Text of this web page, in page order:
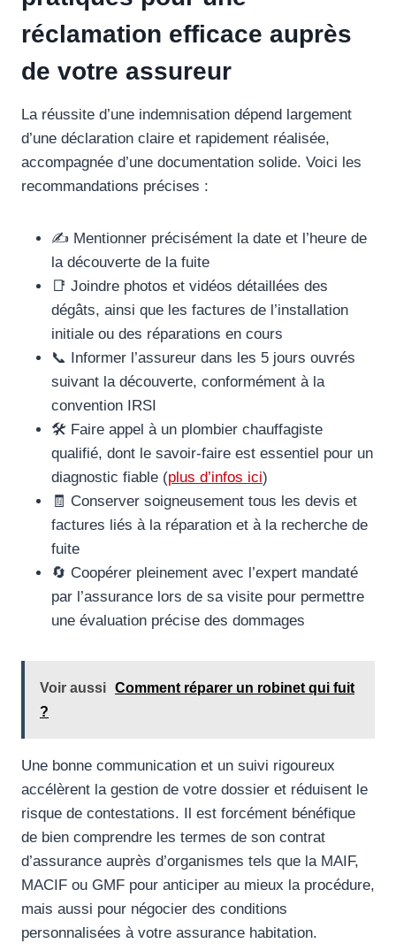
réclamation efficace auprès
de votre assureur
La réussite d’une indemnisation dépend largement
d’une déclaration claire et rapidement réalisée,
accompagnée d’une documentation solide. Voici les
recommandations précises :
✍️ Mentionner précisément la date et l’heure de
la découverte de la fuite
📑 Joindre photos et vidéos détaillées des
dégâts, ainsi que les factures de l’installation
initiale ou des réparations en cours
📞 Informer l’assureur dans les 5 jours ouvrés
suivant la découverte, conformément à la
convention IRSI
🛠️ Faire appel à un plombier chauffagiste
qualifié, dont le savoir-faire est essentiel pour un
diagnostic fiable (plus d’infos ici)
🧾 Conserver soigneusement tous les devis et
factures liés à la réparation et à la recherche de
fuite
🔄 Coopérer pleinement avec l’expert mandaté
par l’assurance lors de sa visite pour permettre
une évaluation précise des dommages
Voir aussi Comment réparer un robinet qui fuit
?
Une bonne communication et un suivi rigoureux
accélèrent la gestion de votre dossier et réduisent le
risque de contestations. Il est forcément bénéfique
de bien comprendre les termes de son contrat
d’assurance auprès d’organismes tels que la MAIF,
MACIF ou GMF pour anticiper au mieux la procédure,
mais aussi pour négocier des conditions
personnalisées à votre assurance habitation.